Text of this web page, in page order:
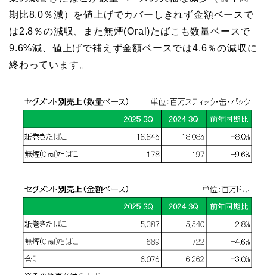
期比8.0％減）を値上げでカバーしきれず金額ベースで
は2.8％の減収、また無煙(Oral)たばこも数量ベースで
9.6%減、値上げで補えず金額ベースでは4.6％の減収に
終わっています。